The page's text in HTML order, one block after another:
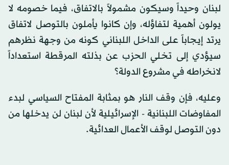
لبنان وحيداً وسيكون مشمولاً بالاتفاق، فيما خصومه لا
يولون أهمية لتفاؤله، وإن كانوا يأملون بالتوصل لاتفاق
يرتد إيجاباً على الداخل اللبناني كونه من وجهة نظرهم
سيؤدي إلى تخلي الحزب عن بذلته المرقطة استعداداً
لانخراطه في مشروع الدولة؟
وعليه، فإن وقف النار هو بمثابة المفتاح السياسي لبدء
المفاوضات اللبنانية - الإسرائيلية لأن لبنان لن يدخلها من
دون التوصل لوقف الأعمال العدائية.